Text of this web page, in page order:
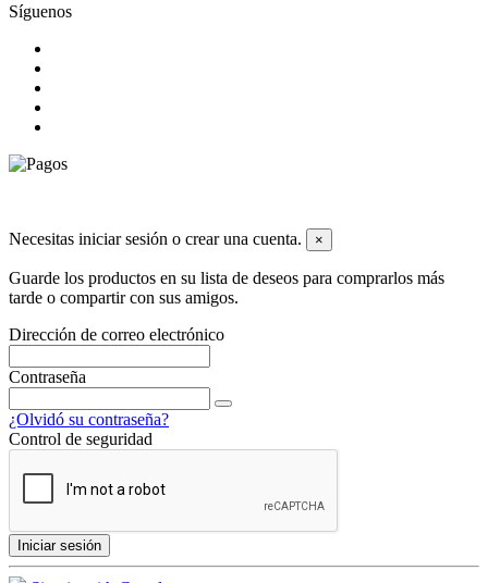
Síguenos
Necesitas iniciar sesión o crear una cuenta. ×
Guarde los productos en su lista de deseos para comprarlos más
tarde o compartir con sus amigos.
Dirección de correo electrónico
Contraseña
¿Olvidó su contraseña?
Control de seguridad
Iniciar sesión